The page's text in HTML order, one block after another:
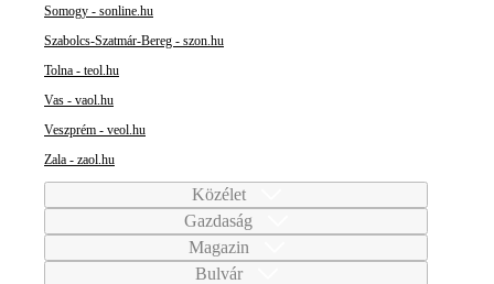
Somogy - sonline.hu
Szabolcs-Szatmár-Bereg - szon.hu
Tolna - teol.hu
Vas - vaol.hu
Veszprém - veol.hu
Zala - zaol.hu
Közélet
Gazdaság
Magazin
Bulvár